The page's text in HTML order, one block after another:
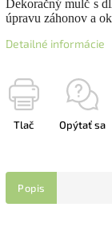
Dekoračný mulč s
úpravu záhonov a
Detailné informácie
Tlač Opýtať sa
Popis